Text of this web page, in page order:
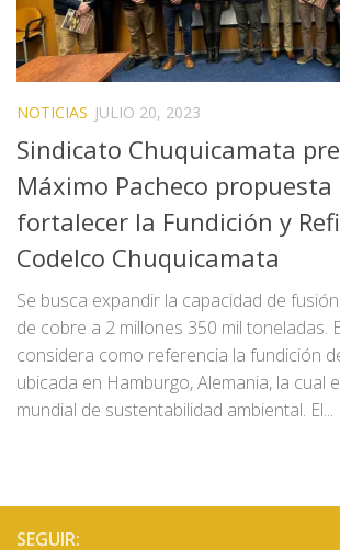
NOTICIAS JULIO 20, 2023
Sindicato Chuquicamata
Máximo Pacheco propuesta
fortalecer la Fundición y
Codelco Chuquicamata
Se busca expandir la capacidad de
de cobre a 2 millones 350 mil toneladas.
considera como referencia la fundición
ubicada en Hamburgo, Alemania, la cual
mundial de sustentabilidad ambiental. El...
SEGUIR: